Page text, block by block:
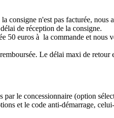
consigne n'est pas facturée,
de réception de la consigne.
50 euros à la commande et nous
Le délai maxi de retour
le concessionnaire (option
et le code anti-démarrage,